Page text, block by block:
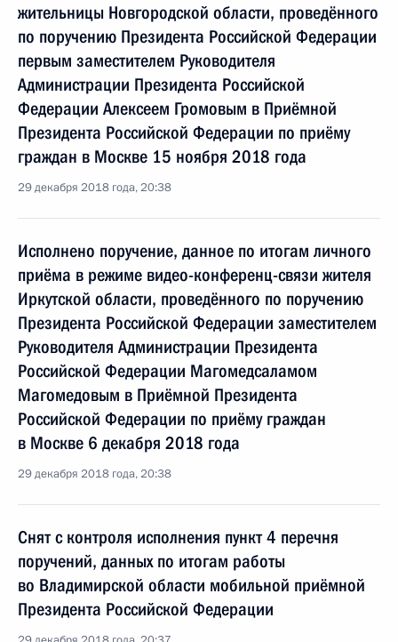
жительницы Новгородской области, проведённого
по поручению Президента Российской Федерации
первым заместителем Руководителя
Администрации Президента Российской
Федерации Алексеем Громовым в Приёмной
Президента Российской Федерации по приёму
граждан в Москве 15 ноября 2018 года
29 декабря 2018 года, 20:38
Исполнено поручение, данное по итогам личного
приёма в режиме видео-конференц-связи жителя
Иркутской области, проведённого по поручению
Президента Российской Федерации заместителем
Руководителя Администрации Президента
Российской Федерации Магомедсаламом
Магомедовым в Приёмной Президента
Российской Федерации по приёму граждан
в Москве 6 декабря 2018 года
29 декабря 2018 года, 20:38
Снят с контроля исполнения пункт 4 перечня
поручений, данных по итогам работы
во Владимирской области мобильной приёмной
Президента Российской Федерации